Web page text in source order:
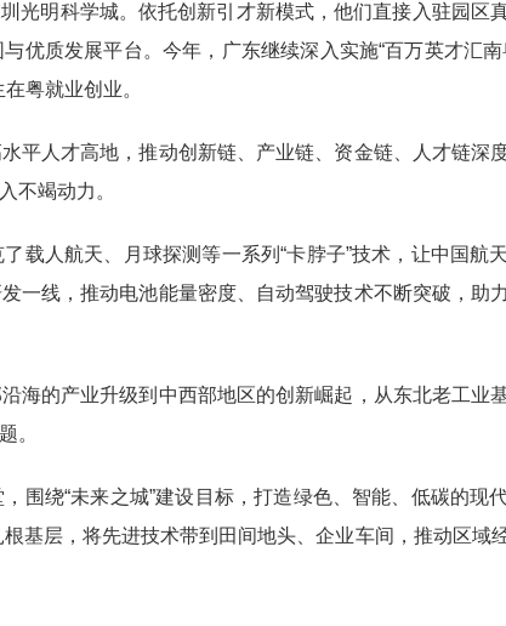
明科学城。依托创新引才新模式，他们直接入驻园区
优质发展平台。今年，广东继续深入实施“百万英才汇
粤就业创业。
人才高地，推动创新链、产业链、资金链、人才链深
不竭动力。
人航天、月球探测等一系列“卡脖子”技术，让中国航
一线，推动电池能量密度、自动驾驶技术不断突破，助
的产业升级到中西部地区的创新崛起，从东北老工业
。
绕“未来之城”建设目标，打造绿色、智能、低碳的现
基层，将先进技术带到田间地头、企业车间，推动区域